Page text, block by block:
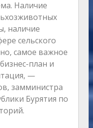
Наличие
наличие
сельского
самое важное
план и
—
замминистра
Бурятия по